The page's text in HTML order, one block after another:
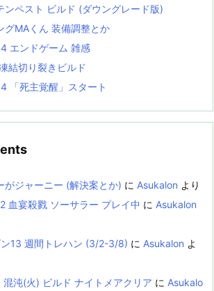
ンペスト ビルド (ダウングレード版)
グMAくん 装備調整とか
エンドゲーム 雑感
結切り裂きビルド
「死主覚醒」スタート
がジャーニー (解決案とか) に Asukalon より
血宴殺戮 ソーサラー プレイ中 に Asukalon
13 週間トレハン (3/2-3/8) に Asukalon よ
沌(火) ビルド ナイトメアクリア に Asukalo